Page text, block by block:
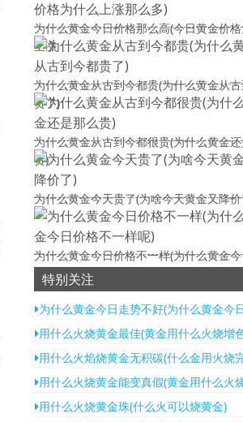
为什么黄金今日价格那么高(今日黄金价
上涨
为什么黄金从古到今都贵(为什么黄金从
贵了)
为什么黄金从古到今都很贵(为什么黄金
贵)
为什么黄金今天贵了(为啥今天黄金又降
为什么黄金今日价格不一样(为什么黄金
不一
特别关注
为什么黄金今日走势不好(为什么黄金今
用什么火烧黄金最佳(黄金用什么火烧增
用什么火焰烧黄金无积碳(什么金用火烧
用什么火烧黄金能变真假(黄金用什么火
用什么火烧黄金珠(什么火可以烧黄金)